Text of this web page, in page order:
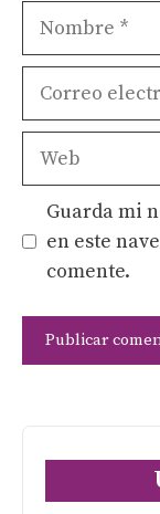
Nombre
Correo
Web
Guarda mi
en este
comente.